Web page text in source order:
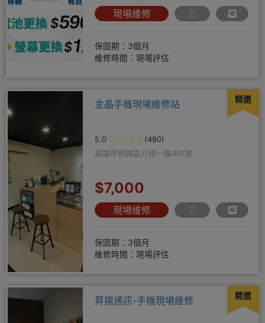
現場維修
保固期：3個月
維修時間：現場評估
精選
金晶手機現場維修站
5.0
(480)
高雄市新興區八德一路401號
$7,000
現場維修
保固期：3個月
維修時間：現場評估
精選
昇揚通訊-手機現場維修